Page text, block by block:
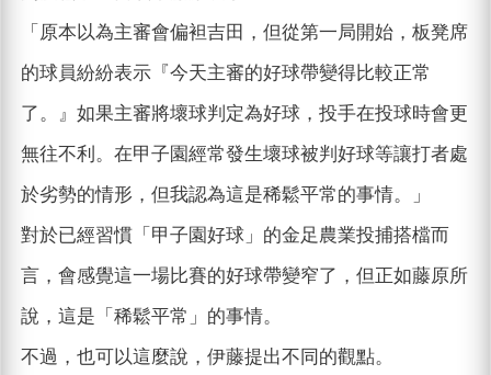
「原本以為主審會偏袒吉田，但從第一局開始，板凳席
的球員紛紛表示『今天主審的好球帶變得比較正常
了。』如果主審將壞球判定為好球，投手在投球時會更
無往不利。在甲子園經常發生壞球被判好球等讓打者處
於劣勢的情形，但我認為這是稀鬆平常的事情。」
對於已經習慣「甲子園好球」的金足農業投捕搭檔而
言，會感覺這一場比賽的好球帶變窄了，但正如藤原所
說，這是「稀鬆平常」的事情。
不過，也可以這麼說，伊藤提出不同的觀點。